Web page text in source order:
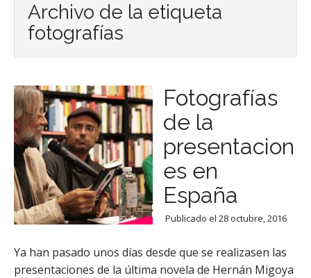
Archivo de la etiqueta
fotografías
Fotografías
de la
presentacion
es en
España
Publicado el 28 octubre, 2016
Ya han pasado unos días desde que se realizasen las
presentaciones de la última novela de Hernán Migoya